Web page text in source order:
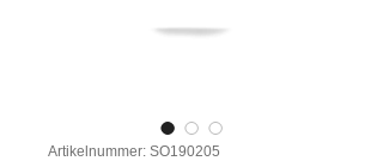
Artikelnummer: SO190205